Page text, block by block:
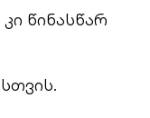
წინასწარ